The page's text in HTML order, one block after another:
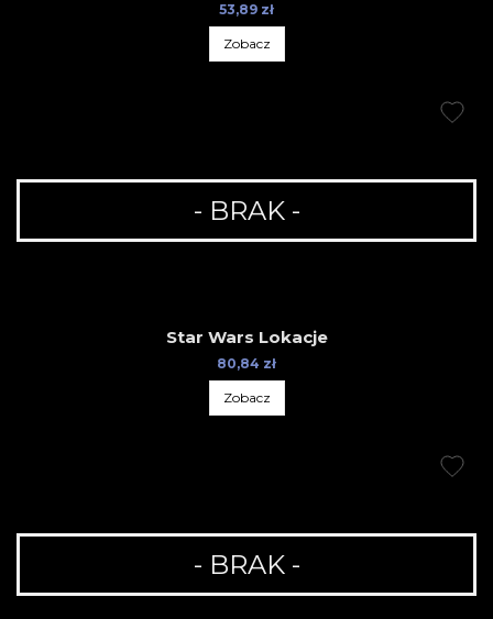
53,89 zł
Zobacz
- BRAK -
Star Wars Lokacje
80,84 zł
Zobacz
- BRAK -